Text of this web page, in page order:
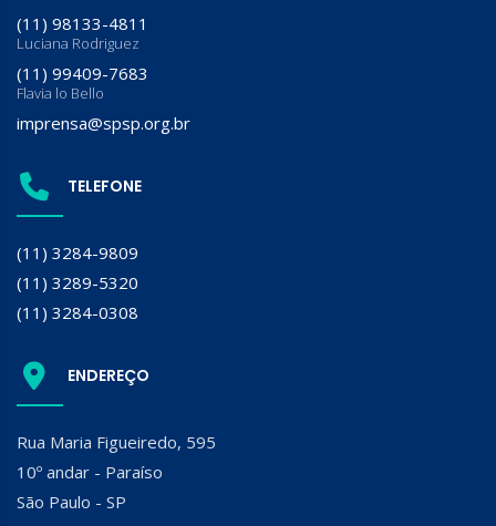
(11) 98133-4811
Luciana Rodriguez
(11) 99409-7683
Flavia lo Bello
imprensa@spsp.org.br
TELEFONE
(11) 3284-9809
(11) 3289-5320
(11) 3284-0308
ENDEREÇO
Rua Maria Figueiredo, 595
10º andar - Paraíso
São Paulo - SP